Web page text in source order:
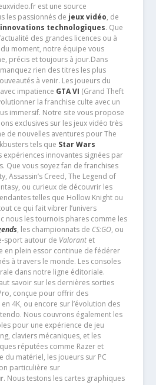
est une source
les passionnés de jeux vidéo, de
innovations technologiques. Que
des grandes licences ou à
moment, notre équipe vous
précis et toujours à jour.Dans
rien des titres les plus
à venir. Les joueurs du
impatience GTA VI (Grand Theft
la franchise culte avec un
immersif. Notre site vous propose
exclusives sur les jeux vidéo très
de nouvelles aventures pour The
tels que Star Wars
expériences innovantes signées par
Que vous soyez fan de franchises
Assassin’s Creed, The Legend of
ou curieux de découvrir les
telles que Hollow Knight ou
ce qui fait vibrer l’univers
nous les tournois phares comme les
, les championnats de CS:GO, ou
sport autour de Valorantet
en plein essor continue de fédérer
à travers le monde. Les consoles
dans notre ligne éditoriale.
savoir sur les dernières sorties
conçue pour offrir des
4K, ou encore sur l’évolution des
Nous couvrons également les
pour une expérience de jeu
claviers mécaniques, et les
réputées comme Razer et
du matériel, les joueurs sur PC
particulière sur
. Nous testons les cartes graphiques